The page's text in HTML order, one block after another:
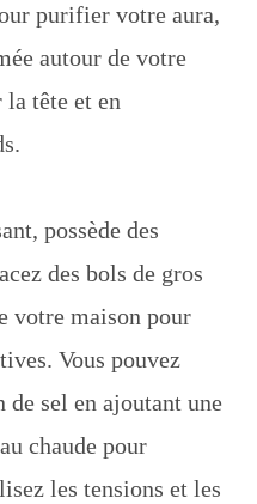
purifier votre aura,
autour de votre
la tête et en
possède des
des bols de gros
votre maison pour
Vous pouvez
de sel en ajoutant une
chaude pour
les tensions et les